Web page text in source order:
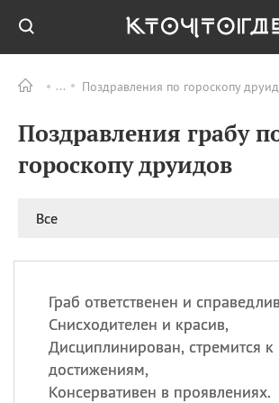
Поздравления по гороскопу
Поздравления грабу
гороскопу друидов
Все
Граб ответственен и
Снисходителен и красив,
Дисциплинирован, стремится к
достижениям,
Консервативен в проявлениях.
ПРАЗДНИКИ
11.08
11.08 День
12.08 День
(День